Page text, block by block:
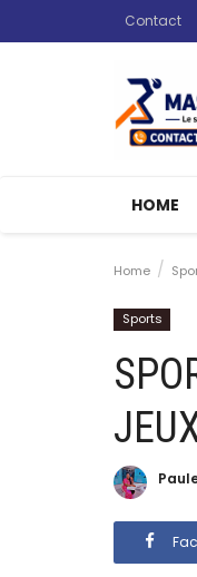
Contact
HOME
Home
Sports